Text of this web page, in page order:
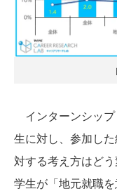
インターンシッ
生に対し、参加し
対する考え方はど
学生が「地元就職